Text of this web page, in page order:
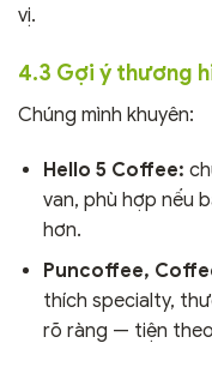
vị.
4.3 Gợi ý thương
Chúng mình khuyên:
Hello 5 Coffee:
van, phù hợp nếu
hơn.
Puncoffee,
thích specialty,
rõ ràng — tiện